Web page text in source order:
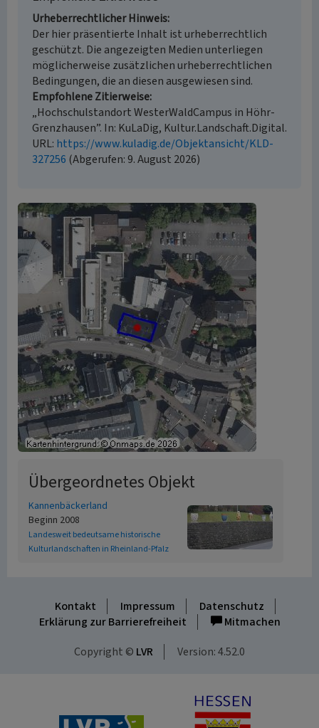
Urheberrechtlicher Hinweis
Der hier präsentierte Inhalt ist urheberrechtlich
geschützt. Die angezeigten Medien unterliegen
möglicherweise zusätzlichen urheberrechtlichen
Bedingungen, die an diesen ausgewiesen sind.
Empfohlene Zitierweise
„Hochschulstandort WesterWaldCampus in Höhr-
Grenzhausen”. In: KuLaDig, Kultur.Landschaft.Digital.
URL: https://www.kuladig.de/Objektansicht/KLD-
327256 (Abgerufen: 9. August 2026)
Übergeordnetes Objekt
Kannenbäckerland
Beginn 2008
Landesweit bedeutsame historische
Kulturlandschaften in Rheinland-Pfalz
Kontakt Impressum
Datenschutz
Erklärung zur Barrierefreiheit
Mitmachen
Copyright © LVR Version: 4.52.0